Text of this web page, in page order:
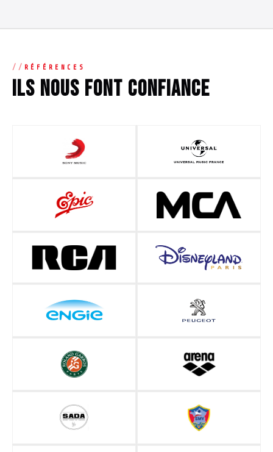
RÉFÉRENCES
Ils nous font confiance